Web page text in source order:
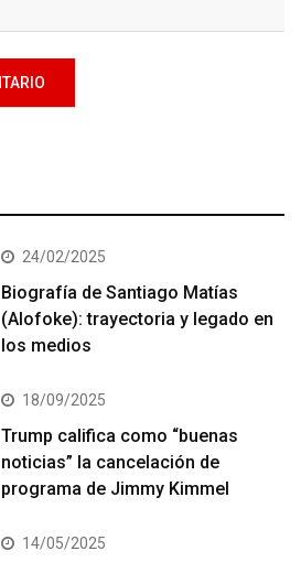
24/02/2025
Biografía de Santiago Matías
(Alofoke): trayectoria y legado en
los medios
18/09/2025
Trump califica como “buenas
noticias” la cancelación de
programa de Jimmy Kimmel
14/05/2025